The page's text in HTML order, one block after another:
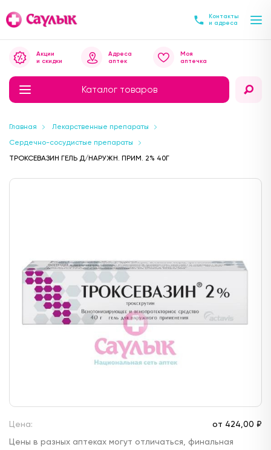
Контакты
и адреса
Каталог товаров
Акции
и скидки
Адреса
аптек
Моя
аптечка
Главная
Лекарственные препараты
Сердечно-сосудистые препараты
ТРОКСЕВАЗИН ГЕЛЬ Д/НАРУЖН. ПРИМ. 2% 40Г
Цена: от 424, 00 ₽
Цены в разных аптеках могут отличаться, финальная